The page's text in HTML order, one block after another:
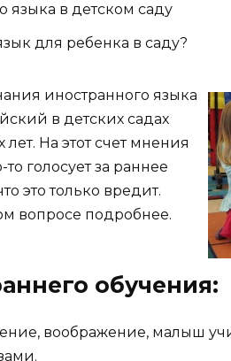
языка в детском саду
для ребенка в саду?
иностранного языка
в детских садах
лет. На этот счет мнения
голосует за раннее
это только вредит.
вопросе подробнее.
обучения:
воображение, малыш